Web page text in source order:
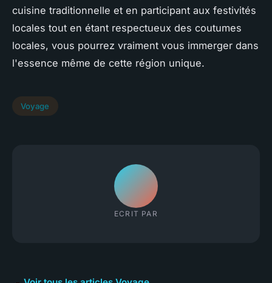
cuisine traditionnelle et en participant aux festivités
locales tout en étant respectueux des coutumes
locales, vous pourrez vraiment vous immerger dans
l'essence même de cette région unique.
Voyage
ECRIT PAR